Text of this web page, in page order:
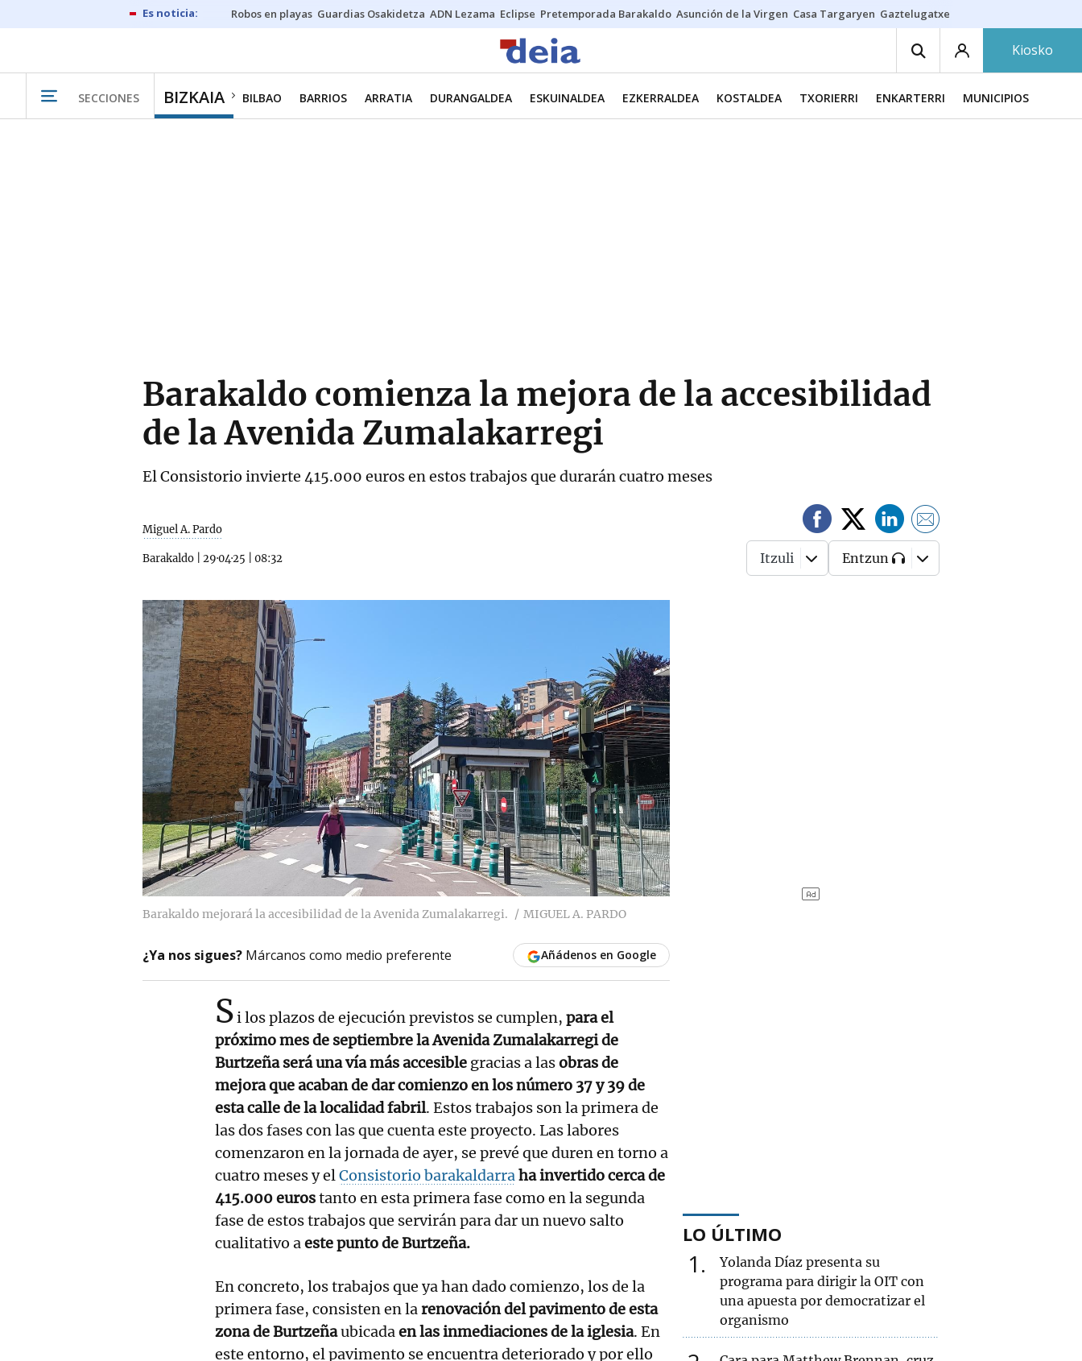
Robos en playas Guardias Osakidetza ADN Lezama Eclipse Pretemporada Barakaldo Asunción de la Virgen Casa Targaryen Gaztelugatxe
Kiosko
SECCIONES BIZKAIA BILBAO BARRIOS ARRATIA DURANGALDEA ESKUINALDEA EZKERRALDEA KOSTALDEA TXORIERRI ENKARTERRI MUNICIPIOS
Barakaldo comienza la mejora de la accesibilidad
de la Avenida Zumalakarregi
El Consistorio invierte 415.000 euros en estos trabajos que durarán cuatro meses
Miguel A. Pardo
Barakaldo 29·04·25 08:32 Itzuli Entzun
Barakaldo mejorará la accesibilidad de la Avenida Zumalakarregi. MIGUEL A. PARDO
¿Ya nos sigues? Márcanos como medio preferente Añádenos en Google
Si los plazos de ejecución previstos se cumplen, para el
próximo mes de septiembre la Avenida Zumalakarregi de
Burtzeña será una vía más accesible gracias a lasobras de
mejora que acaban de dar comienzo en los número 37 y 39 de
esta calle de la localidad fabril. Estos trabajos son la primera de
las dos fases con las que cuenta este proyecto. Las labores
comenzaron en la jornada de ayer, se prevé que duren en torno a
cuatro meses y elConsistorio barakaldarraha invertido cerca de
415.000 eurostanto en esta primera fase como en la segunda
fase de estos trabajos que servirán para dar un nuevo salto
cualitativo aeste punto de Burtzeña.
En concreto, los trabajos que ya han dado comienzo, los de la
primera fase, consisten en larenovación del pavimento de esta
zona de Burtzeñaubicadaen las inmediaciones de la iglesia. En
este entorno, el pavimento se encuentra deteriorado y por ello
LO ÚLTIMO
1
Yolanda Díaz presenta su
programa para dirigir la OIT con
una apuesta por democratizar el
organismo